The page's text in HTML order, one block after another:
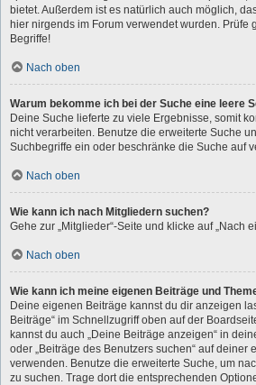
bietet. Außerdem ist es natürlich auch möglich,
hier nirgends im Forum verwendet wurden. Prüfe
Begriffe!
Nach oben
Warum bekomme ich bei der Suche eine leere
Deine Suche lieferte zu viele Ergebnisse, somit
nicht verarbeiten. Benutze die erweiterte Suche
Suchbegriffe ein oder beschränke die Suche auf
Nach oben
Wie kann ich nach Mitgliedern suchen?
Gehe zur „Mitglieder“-Seite und klicke auf „Nach
Nach oben
Wie kann ich meine eigenen Beiträge und
Deine eigenen Beiträge kannst du dir anzeigen
Beiträge“ im Schnellzugriff oben auf der
kannst du auch „Deine Beiträge anzeigen“ in
oder „Beiträge des Benutzers suchen“ auf deiner
verwenden. Benutze die erweiterte Suche, um
zu suchen. Trage dort die entsprechenden